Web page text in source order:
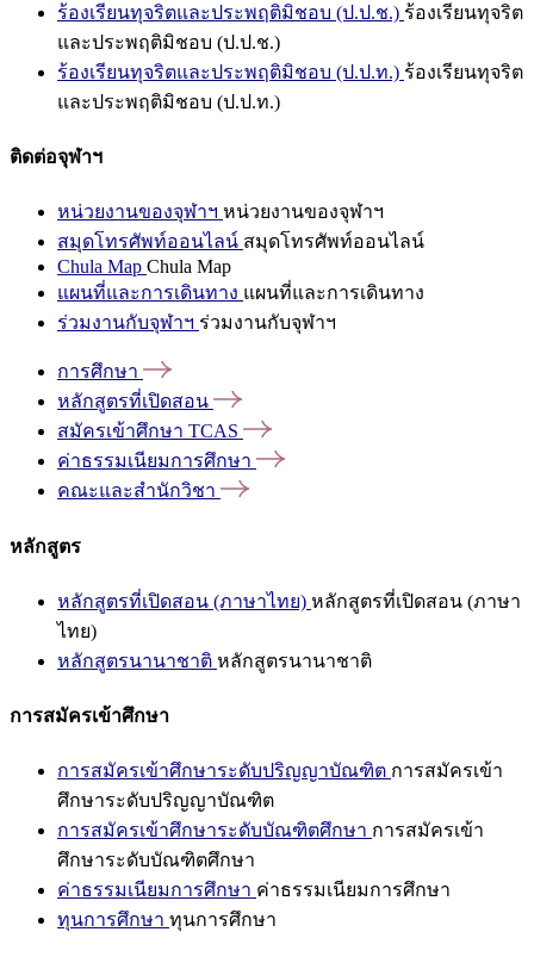
ร้องเรียนทุจริตและประพฤติมิชอบ (ป.ป.ช.) ร้องเรียนทุจริต
และประพฤติมิชอบ (ป.ป.ช.)
ร้องเรียนทุจริตและประพฤติมิชอบ (ป.ป.ท.) ร้องเรียนทุจริต
และประพฤติมิชอบ (ป.ป.ท.)
ติดต่อจุฬาฯ
หน่วยงานของจุฬาฯ หน่วยงานของจุฬาฯ
สมุดโทรศัพท์ออนไลน์ สมุดโทรศัพท์ออนไลน์
Chula Map Chula Map
แผนที่และการเดินทาง แผนที่และการเดินทาง
ร่วมงานกับจุฬาฯ ร่วมงานกับจุฬาฯ
การศึกษา
หลักสูตรที่เปิดสอน
สมัครเข้าศึกษา TCAS
ค่าธรรมเนียมการศึกษา
คณะและสำนักวิชา
หลักสูตร
หลักสูตรที่เปิดสอน (ภาษาไทย) หลักสูตรที่เปิดสอน (ภาษา
ไทย)
หลักสูตรนานาชาติ หลักสูตรนานาชาติ
การสมัครเข้าศึกษา
การสมัครเข้าศึกษาระดับปริญญาบัณฑิต การสมัครเข้า
ศึกษาระดับปริญญาบัณฑิต
การสมัครเข้าศึกษาระดับบัณฑิตศึกษา การสมัครเข้า
ศึกษาระดับบัณฑิตศึกษา
ค่าธรรมเนียมการศึกษา ค่าธรรมเนียมการศึกษา
ทุนการศึกษา ทุนการศึกษา